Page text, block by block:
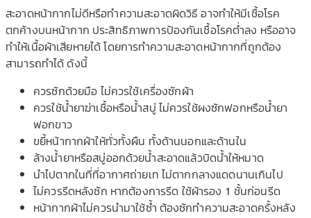
สะอาดหน้ากากไม่ดีหรือทำความสะอาดผิดวิธี อาจทำให้มีเชื้อโรค
ตกค้างบนหน้ากาก ประสิทธิภาพการป้องกันเชื้อโรคต่ำลง หรืออาจ
ทำให้เนื้อผ้าเสียหายได้ โดยการทำความสะอาดหน้ากากที่ถูกต้อง
สามารถทำได้ ดังนี้
ควรซักด้วยมือ ไม่ควรใช้เครื่องซักผ้า
ควรใช้น้ำยาฆ่าเชื้อหรือน้ำสบู่ ไม่ควรใช้ผงซักฟอกหรือน้ำยา
ฟอกขาว
ขยี้หน้ากากผ้าให้ทั่วทั้งผืน ทั้งด้านนอกและด้านใน
ล้างน้ำยาหรือสบู่ออกด้วยน้ำสะอาดแล้วบิดน้ำให้หมาด
นำไปตากในที่ที่อากาศถ่ายเท ไม่ตากกลางแดดนานเกินไป
ไม่ควรรีดหลังซัก หากต้องการรีด ใช้ผ้ารอง 1 ชั้นก่อนรีด
หน้ากากผ้าไม่ควรนำมาใช้ซ้ำ ต้องซักทำความสะอาดครั้งหลัง